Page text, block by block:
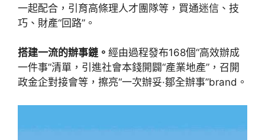
一起配合，引育高條理人才團隊等，買通迷信、技
巧、財產“回路”。
搭建一流的辦事鏈。 經由過程發布168個“高效辦成
一件事”清單，引進社會本錢開闢“產業地產”，召開
政金企對接會等，擦亮“一次辦妥·鄒全辦事”brand。